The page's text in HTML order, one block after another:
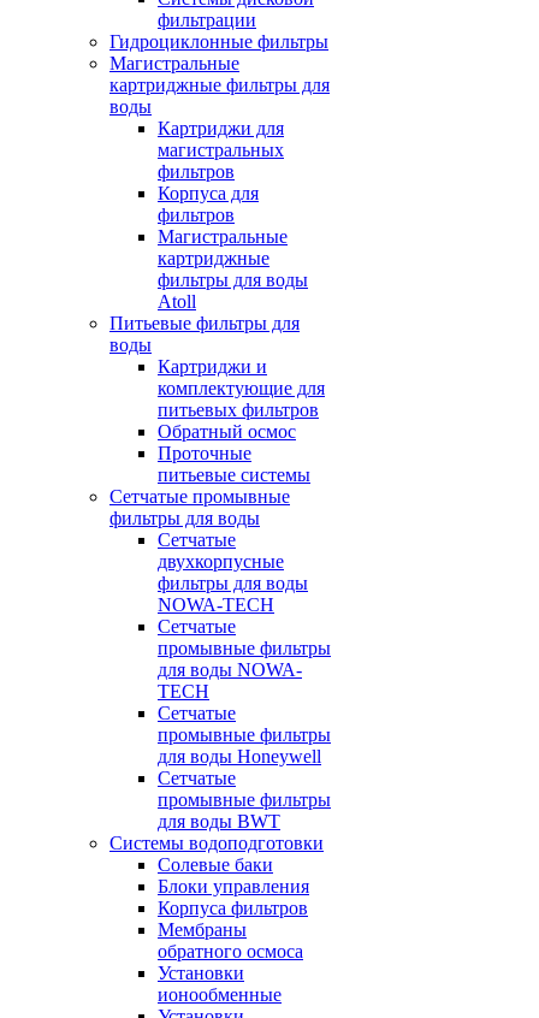
фильтрации
Гидроциклонные фильтры
Магистральные
картриджные фильтры для
воды
Картриджи для
магистральных
фильтров
Корпуса для
фильтров
Магистральные
картриджные
фильтры для воды
Atoll
Питьевые фильтры для
воды
Картриджи и
комплектующие для
питьевых фильтров
Обратный осмос
Проточные
питьевые системы
Сетчатые промывные
фильтры для воды
Сетчатые
двухкорпусные
фильтры для воды
NOWA-TECH
Сетчатые
промывные фильтры
для воды NOWA-
TECH
Сетчатые
промывные фильтры
для воды Honeywell
Сетчатые
промывные фильтры
для воды BWT
Системы водоподготовки
Солевые баки
Блоки управления
Корпуса фильтров
Мембраны
обратного осмоса
Установки
ионообменные